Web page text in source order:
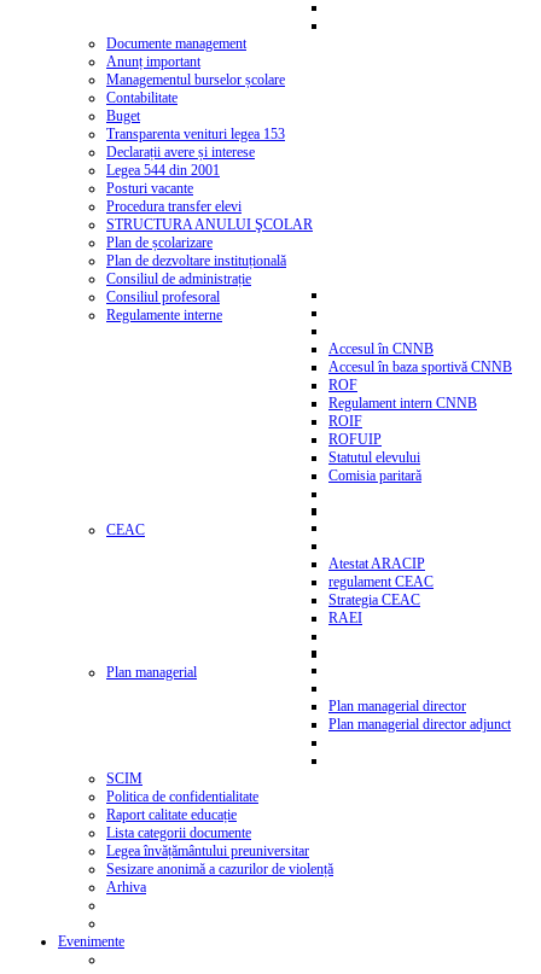
Documente management
Anunț important
Managementul burselor școlare
Contabilitate
Buget
Transparenta venituri legea 153
Declarații avere și interese
Legea 544 din 2001
Posturi vacante
Procedura transfer elevi
STRUCTURA ANULUI ŞCOLAR
Plan de școlarizare
Plan de dezvoltare instituțională
Consiliul de administrație
Consiliul profesoral
Regulamente interne
Accesul în CNNB
Accesul în baza sportivă CNNB
ROF
Regulament intern CNNB
ROIF
ROFUIP
Statutul elevului
Comisia paritară
CEAC
Atestat ARACIP
regulament CEAC
Strategia CEAC
RAEI
Plan managerial
Plan managerial director
Plan managerial director adjunct
SCIM
Politica de confidentialitate
Raport calitate educație
Lista categorii documente
Legea învățământului preuniversitar
Sesizare anonimă a cazurilor de violență
Arhiva
Evenimente